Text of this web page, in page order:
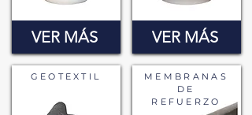
VER MÁS
GEOTEXTIL
VER MÁS
MEMBRANAS
DE
REFUERZO